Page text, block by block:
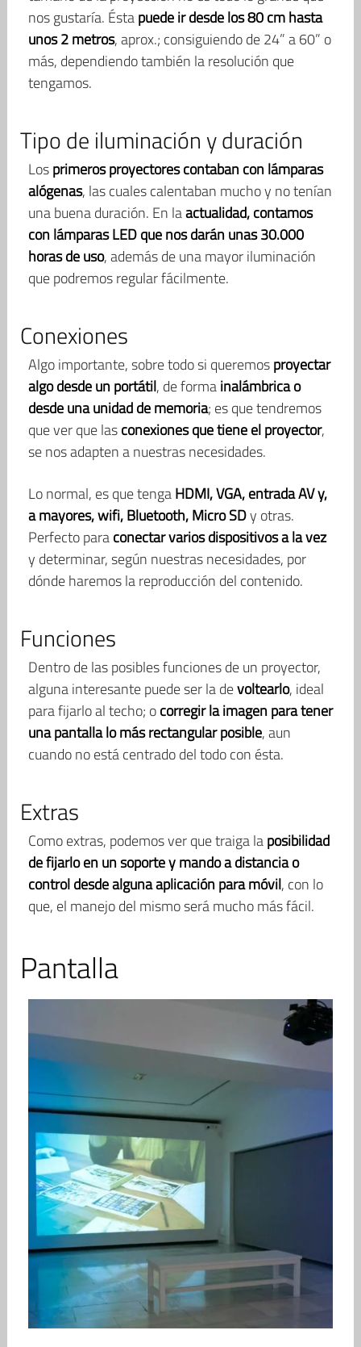
nos gustaría. Éstapuede ir desde los 80 cm hasta
unos 2 metros, aprox.; consiguiendo de 24” a 60” o
más, dependiendo también la resolución que
tengamos.
Tipo de iluminación y duración
Losprimeros proyectores contaban con lámparas
alógenas, las cuales calentaban mucho y no tenían
una buena duración. En laactualidad, contamos
con lámparas LED que nos darán unas 30.000
horas de uso, además de una mayor iluminación
que podremos regular fácilmente.
Conexiones
Algo importante, sobre todo si queremosproyectar
algo desde un portátil, de formainalámbrica o
desde una unidad de memoria; es que tendremos
que ver que lasconexiones que tiene el proyector,
se nos adapten a nuestras necesidades.
Lo normal, es que tengaHDMI, VGA, entrada AV y,
a mayores, wifi, Bluetooth, Micro SDy otras.
Perfecto paraconectar varios dispositivos a la vez
y determinar, según nuestras necesidades, por
dónde haremos la reproducción del contenido.
Funciones
Dentro de las posibles funciones de un proyector,
alguna interesante puede ser la devoltearlo, ideal
para fijarlo al techo; ocorregir la imagen para tener
una pantalla lo más rectangular posible, aun
cuando no está centrado del todo con ésta.
Extras
Como extras, podemos ver que traiga laposibilidad
de fijarlo en un soporte y mando a distancia o
control desde alguna aplicación para móvil, con lo
que, el manejo del mismo será mucho más fácil.
Pantalla